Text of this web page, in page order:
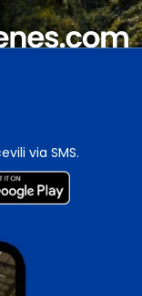
via SMS.